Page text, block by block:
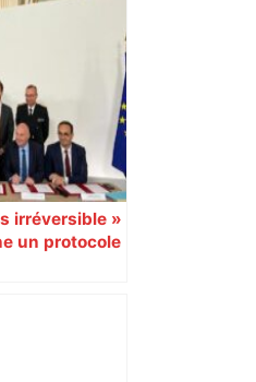
Guillaume
après
irréversible »
un protocole